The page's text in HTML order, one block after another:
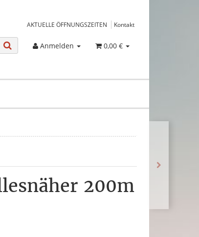
AKTUELLE ÖFFNUNGSZEITEN Kontakt
Anmelden 0,00 €
200m